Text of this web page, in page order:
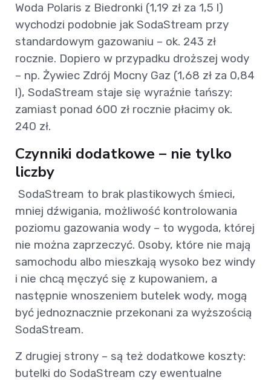
Woda Polaris z Biedronki (1,19 zł za 1,5 l)
wychodzi podobnie jak SodaStream przy
standardowym gazowaniu – ok. 243 zł
rocznie. Dopiero w przypadku droższej wody
– np. Żywiec Zdrój Mocny Gaz (1,68 zł za 0,84
l), SodaStream staje się wyraźnie tańszy:
zamiast ponad 600 zł rocznie płacimy ok.
240 zł.
Czynniki dodatkowe – nie tylko
liczby
SodaStream to brak plastikowych śmieci,
mniej dźwigania, możliwość kontrolowania
poziomu gazowania wody – to wygoda, której
nie można zaprzeczyć. Osoby, które nie mają
samochodu albo mieszkają wysoko bez windy
i nie chcą męczyć się z kupowaniem, a
następnie wnoszeniem butelek wody, mogą
być jednoznacznie przekonani za wyższością
SodaStream.
Z drugiej strony – są też dodatkowe koszty:
butelki do SodaStream czy ewentualne